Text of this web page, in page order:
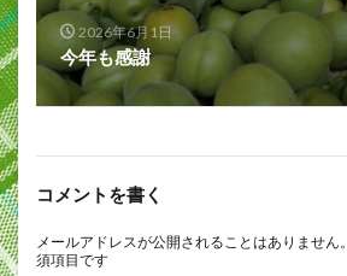
2026年6月1日
今年も感謝
コメントを書く
メールアドレスが公開されることはありません。
須項目です